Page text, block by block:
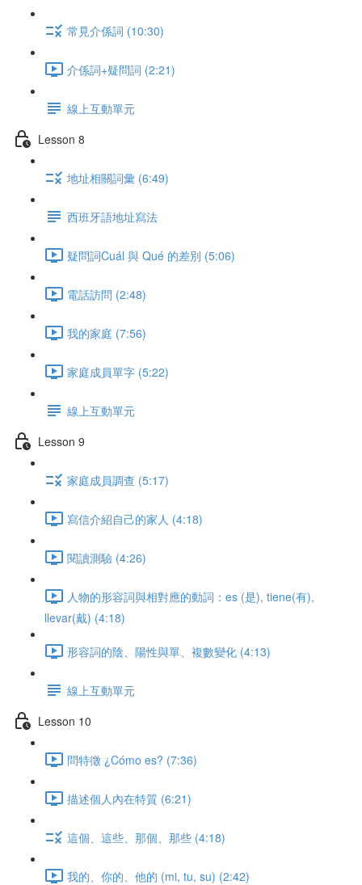
常見介係詞 (10:30)
介係詞+疑問詞 (2:21)
線上互動單元
Lesson 8
地址相關詞彙 (6:49)
西班牙語地址寫法
疑問詞Cuál 與 Qué 的差別 (5:06)
電話訪問 (2:48)
我的家庭 (7:56)
家庭成員單字 (5:22)
線上互動單元
Lesson 9
家庭成員調查 (5:17)
寫信介紹自己的家人 (4:18)
閱讀測驗 (4:26)
人物的形容詞與相對應的動詞：es (是), tiene(有),
llevar(戴) (4:18)
形容詞的陰、陽性與單、複數變化 (4:13)
線上互動單元
Lesson 10
問特徵 ¿Cómo es? (7:36)
描述個人內在特質 (6:21)
這個、這些、那個、那些 (4:18)
我的、你的、他的 (mi, tu, su) (2:42)